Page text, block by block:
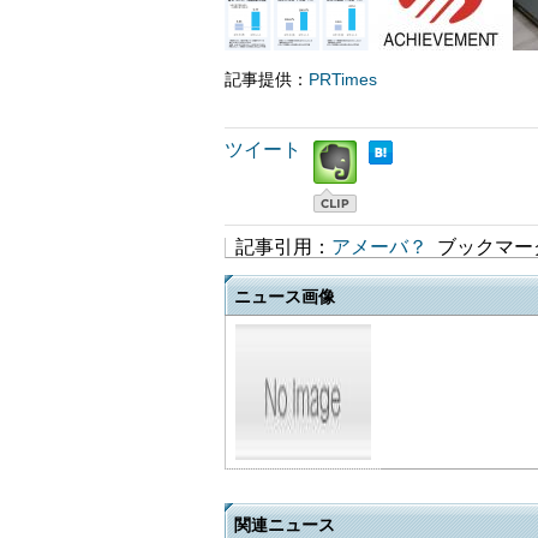
記事提供： PRTimes
ツイート
記事引用： アメーバ？ ブックマー
ニュース画像
関連ニュース